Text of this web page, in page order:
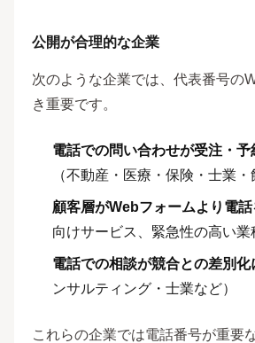
公開が合理的な企業
次のような企業では、代表番号の
き重要です。
電話での問い合わせが受注・
（不動産・医療・保険・士業・
顧客層がWebフォームより電
向けサービス、緊急性の高い業
電話での相談が競合との差別化
ンサルティング・士業など）
これらの企業では電話番号が重要